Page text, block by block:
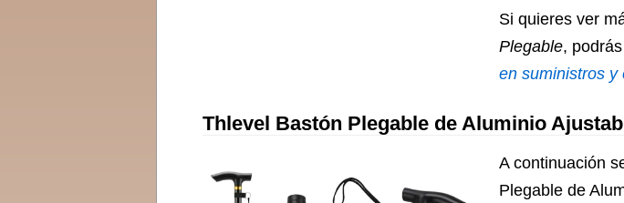
Si quieres ver
Plegable,
en suministros y
Thlevel Bastón Plegable de Aluminio
A continuación
Plegable de